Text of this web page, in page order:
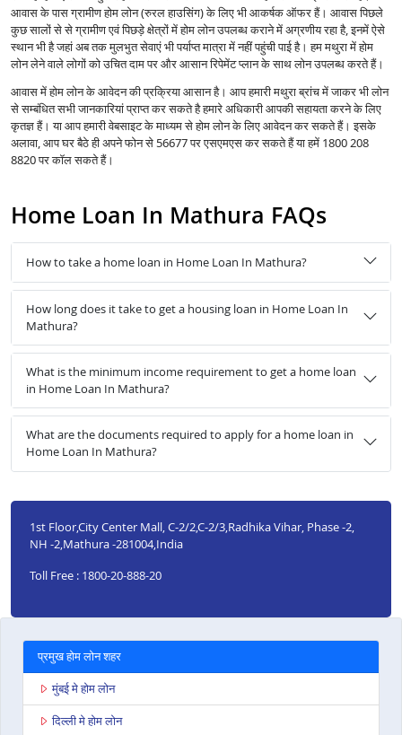
आवास के पास ग्रामीण होम लोन (रुरल हाउसिंग) के लिए भी आकर्षक ऑफर हैं। आवास पिछले
कुछ सालों से से ग्रामीण एवं पिछड़े क्षेत्रों में होम लोन उपलब्ध कराने में अग्रणीय रहा है, इनमें ऐसे
स्थान भी है जहां अब तक मुलभुत सेवाएं भी पर्याप्त मात्रा में नहीं पहुंची पाई है। हम मथुरा में होम
लोन लेने वाले लोगों को उचित दाम पर और आसान रिपेमेंट प्लान के साथ लोन उपलब्ध करते हैं।
आवास में होम लोन के आवेदन की प्रक्रिया आसान है। आप हमारी मथुरा ब्रांच में जाकर भी लोन
से सम्बंधित सभी जानकारियां प्राप्त कर सकते है हमारे अधिकारी आपकी सहायता करने के लिए
कृतज्ञ हैं। या आप हमारी वेबसाइट के माध्यम से होम लोन के लिए आवेदन कर सकते हैं। इसके
अलावा, आप घर बैठे ही अपने फोन से 56677 पर एसएमएस कर सकते हैं या हमें 1800 208
8820 पर कॉल सकते हैं।
Home Loan In Mathura FAQs
How to take a home loan in Home Loan In Mathura?
How long does it take to get a housing loan in Home Loan In
Mathura?
What is the minimum income requirement to get a home loan
in Home Loan In Mathura?
What are the documents required to apply for a home loan in
Home Loan In Mathura?
1st Floor,City Center Mall, C-2/2,C-2/3,Radhika Vihar, Phase -2,
NH -2,Mathura -281004,India
Toll Free : 1800-20-888-20
प्रमुख होम लोन शहर
मुंबई मे होम लोन
दिल्ली मे होम लोन